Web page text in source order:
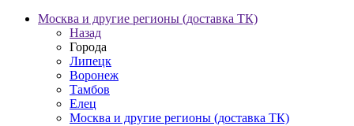
Москва и другие регионы (доставка ТК)
Назад
Города
Липецк
Воронеж
Тамбов
Елец
Москва и другие регионы (доставка ТК)